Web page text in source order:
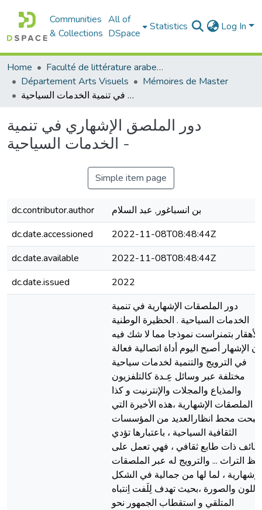
Communities
& Collections
All of
DSpace
Statistics Log In
Home
Faculté de littérature arabe et des arts
Département Arts Visuels
Mémoires de Master
دور الملصق الإشهاري في تنمية الخدمات السياحية -
دور الملصق الإشهاري في تنمية
الخدمات السياحية -
Simple item page
dc.contributor.author
بن انسباغور, عبد السلام
dc.date.accessioned
2022-11-08T08:48:44Z
dc.date.available
2022-11-08T08:48:44Z
dc.date.issued
2022
دور الملصقات الإشهارية في تنمية
الخدمات السياحية . الحظيرة الوطنية
الأهقار بتمنراست نموذجا مما لا شك فيه
أن الإشهار أصبح اليوم أداة اتصالية فعالة
في الترويج والتنمية لخدمات سياحية
مختلفة عبر وسائل عِـدة كالتلفزيون
والمذياع والمجلات والإنترنيت و كذا
الملصقات الإشهارية ،هذه الأخيرة التي
محط انظارالعديد من المؤسسات
الثقافية السياحية ، باعتبارها تؤدي
ذات طابع ثقافي ، فهي تعمل على
التراث ... والترويج له عبر الملصقات
الإشهارية ، لما لها من جمالية في الشكل
اللون والصورة ،بحيث تهدف لِلَفت اِنتباه
المتلقي و استقطاب الجمهور نحو